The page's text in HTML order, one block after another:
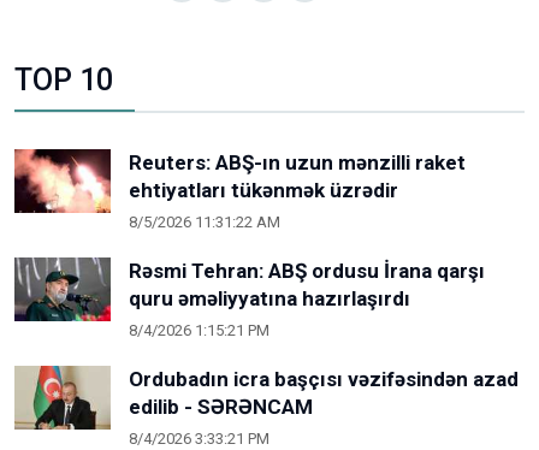
TOP 10
Reuters: ABŞ-ın uzun mənzilli raket
ehtiyatları tükənmək üzrədir
8/5/2026 11:31:22 AM
Rəsmi Tehran: ABŞ ordusu İrana qarşı
quru əməliyyatına hazırlaşırdı
8/4/2026 1:15:21 PM
Ordubadın icra başçısı vəzifəsindən azad
edilib - SƏRƏNCAM
8/4/2026 3:33:21 PM